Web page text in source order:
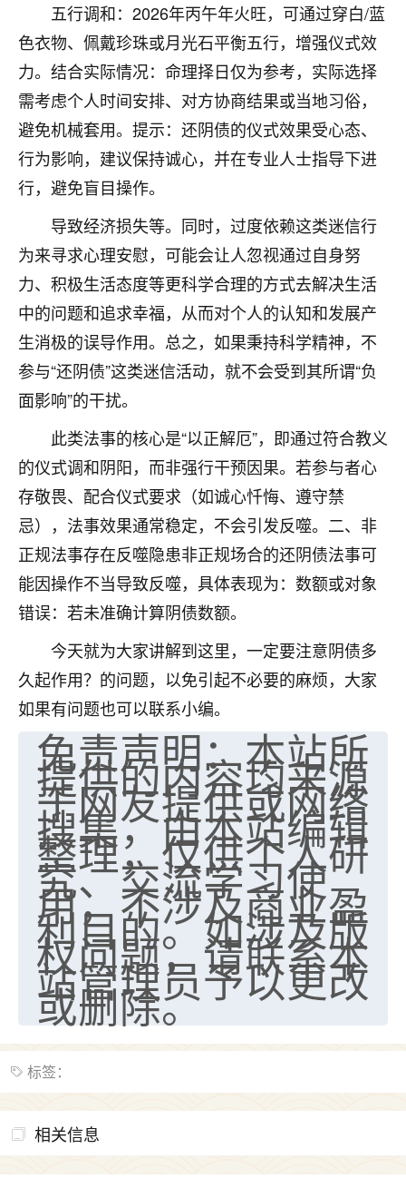
五行调和：2026年丙午年火旺，可通过穿白/蓝
色衣物、佩戴珍珠或月光石平衡五行，增强仪式效
力。结合实际情况：命理择日仅为参考，实际选择
需考虑个人时间安排、对方协商结果或当地习俗，
避免机械套用。提示：还阴债的仪式效果受心态、
行为影响，建议保持诚心，并在专业人士指导下进
行，避免盲目操作。
导致经济损失等。同时，过度依赖这类迷信行
为来寻求心理安慰，可能会让人忽视通过自身努
力、积极生活态度等更科学合理的方式去解决生活
中的问题和追求幸福，从而对个人的认知和发展产
生消极的误导作用。总之，如果秉持科学精神，不
参与“还阴债”这类迷信活动，就不会受到其所谓“负
面影响”的干扰。
此类法事的核心是“以正解厄”，即通过符合教义
的仪式调和阴阳，而非强行干预因果。若参与者心
存敬畏、配合仪式要求（如诚心忏悔、遵守禁
忌），法事效果通常稳定，不会引发反噬。二、非
正规法事存在反噬隐患非正规场合的还阴债法事可
能因操作不当导致反噬，具体表现为：数额或对象
错误：若未准确计算阴债数额。
今天就为大家讲解到这里，一定要注意阴债多
久起作用？的问题，以免引起不必要的麻烦，大家
如果有问题也可以联系小编。
免责声明：本站所
提供的内容均来源
于网友提供或网络
搜集，由本站编辑
整理，仅供个人研
究、交流学习使
用，不涉及商业盈
利目的。如涉及版
权问题，请联系本
站管理员予以更改
或删除。
标签：
相关信息
1天前 来自四川 9
金白水清
我也想找老师看看，有没有人给个联系方式的啊？
鹿森：慧来老师微信：gjsy0624
1天前 来自江西 12
我也想要，我也想要！
2天前 来自山西 15
Jessica李
老师做不做超度法事？我想给我奶奶做超度，她今年
刚去世了。
七零老顽童
做梦梦见她，后来也是朋友介绍，找到慧来老
师，安排了超度法事，做梦再也没有梦到过
了，一开始是半信半疑的，图个心安，给亡母
超度，现在看来，人不信也不行。
2天前 来自云南 11
优秀的张同学
老师收徒吗？？我对这些很感兴趣
2天前 来自山西